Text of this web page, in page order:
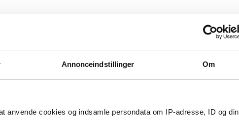
Annonceindstillinger Om
anvende cookies og indsamle persondata om IP-adresse, ID og din